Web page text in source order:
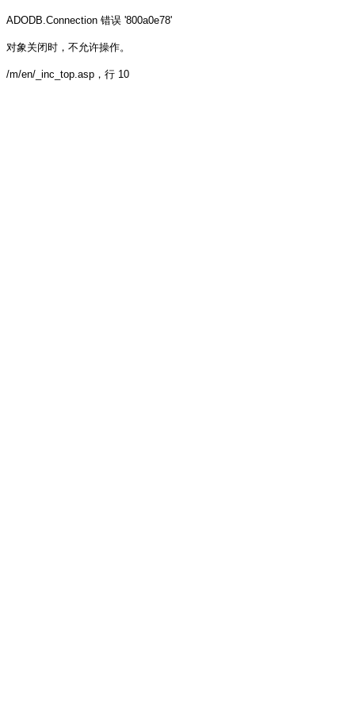
ADODB.Connection 错误 '800a0e78'
对象关闭时，不允许操作。
/m/en/_inc_top.asp ，行 10